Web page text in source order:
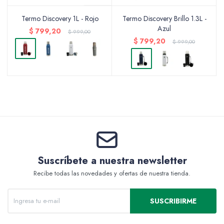
Termo Discovery 1L - Rojo
$ 799,20 $999,00
Termo Discovery Brillo 1.3L -
Azul
$ 799,20 $999,00
Suscríbete a nuestra newsletter
Recibe todas las novedades y ofertas de nuestra tienda.
SUSCRIBIRME
Packing y Regalaría
Cotillón y Sorpresitas